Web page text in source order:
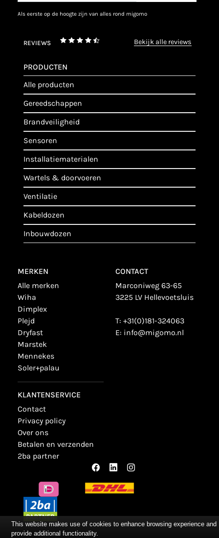
als eerste op de hoogte zijn van alles rond migomo
REVIEWS bekijk alle reviews
PRODUCTEN
alle producten
gereedschappen
brandveiligheid
sensoren
installatiematerialen
wartels & doorvoeren
ventilatie
kabeldozen
inbouwdozen
MERKEN
alle merken
wiha
dimplex
plejd
dryfast
marstek
mennekes
soler+palau
KLANTENSERVICE
contact
privacy policy
over ons
betalen en verzenden
2ba partner
CONTACT
Marconiweg 63-65
3225 LV Hellevoetsluis
T: +31(0)181-324063
E: info@migomo.nl
This website makes use of cookies to enhance browsing experience and
provide additional functionality.